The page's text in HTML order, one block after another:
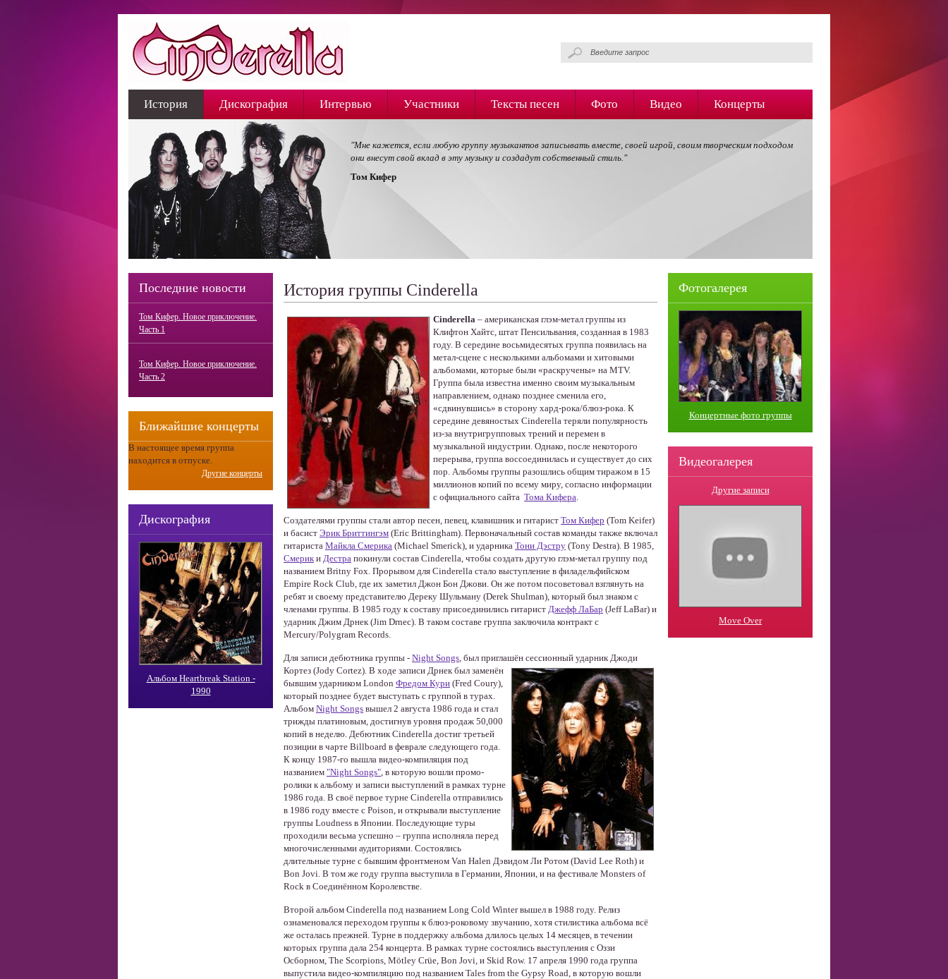
История Дискография Интервью Участники Тексты песен Фото Видео Концерты
"Мне кажется, если любую группу музыкантов записывать вместе, своей игрой, своим творческим подходом
они внесут свой вклад в эту музыку и создадут собственный стиль."
Том Кифер
Последние новости
Том Кифер. Новое приключение.
Часть 1
Том Кифер. Новое приключение.
Часть 2
Ближайшие концерты
В настоящее время группа
находится в отпуске.
Другие концерты
Дискография
Альбом Heartbreak Station -
1990
История группы Cinderella
Cinderella – американская глэм-метал группы из
Клифтон Хайтс, штат Пенсильвания, созданная в 1983
году. В середине восьмидесятых группа появилась на
метал-сцене с несколькими альбомами и хитовыми
альбомами, которые были «раскручены» на MTV.
Группа была известна именно своим музыкальным
направлением, однако позднее сменила его,
«сдвинувшись» в сторону хард-рока/блюз-рока. К
середине девяностых Cinderella теряли популярность
из-за внутригрупповых трений и перемен в
музыкальной индустрии. Однако, после некоторого
перерыва, группа воссоединилась и существует до сих
пор. Альбомы группы разошлись общим тиражом в 15
миллионов копий по всему миру, согласно информации
с официального сайта Тома Кифера.
Создателями группы стали автор песен, певец, клавишник и гитарист Том Кифер (Tom Keifer)
и басист Эрик Бриттингэм (Eric Brittingham). Первоначальный состав команды также включал
гитариста Майкла Смерика (Michael Smerick), и ударника Тони Дэстру (Tony Destra). В 1985,
Смерики Дестра покинули состав Cinderella, чтобы создать другую глэм-метал группу под
названием Britny Fox. Прорывом для Cinderella стало выступление в филадельфийском
Empire Rock Club, где их заметил Джон Бон Джови. Он же потом посоветовал взглянуть на
ребят и своему представителю Дереку Шульману (Derek Shulman), который был знаком с
членами группы. В 1985 году к составу присоединились гитарист Джефф ЛаБар (Jeff LaBar) и
ударник Джим Дрнек (Jim Drnec). В таком составе группа заключила контракт с
Mercury/Polygram Records.
Для записи дебютника группы - Night Songs, был приглашён сессионный ударник Джоди
Кортез (Jody Cortez). В ходе записи Дрнек был заменён
бывшим ударником London Фредом Кури (Fred Coury),
который позднее будет выступать с группой в турах.
Альбом Night Songs вышел 2 августа 1986 года и стал
трижды платиновым, достигнув уровня продаж 50,000
копий в неделю. Дебютник Cinderella достиг третьей
позиции в чарте Billboard в феврале следующего года.
К концу 1987-го вышла видео-компиляция под
названием "Night Songs", в которую вошли промо-
ролики к альбому и записи выступлений в рамках турне
1986 года. В своё первое турне Cinderella отправились
в 1986 году вместе с Poison, и открывали выступление
группы Loudness в Японии. Последующие туры
проходили весьма успешно – группа исполняла перед
многочисленными аудиториями. Состоялись
длительные турне с бывшим фронтменом Van Halen Дэвидом Ли Ротом (David Lee Roth) и
Bon Jovi. В том же году группа выступила в Германии, Японии, и на фестивале Monsters of
Rock в Соединённом Королевстве.
Второй альбом Cinderella под названием Long Cold Winter вышел в 1988 году. Релиз
ознаменовался переходом группы к блюз-роковому звучанию, хотя стилистика альбома всё
же осталась прежней. Турне в поддержку альбома длилось целых 14 месяцев, в течении
которых группа дала 254 концерта. В рамках турне состоялись выступления с Оззи
Осборном, The Scorpions, Mötley Crüe, Bon Jovi, и Skid Row. 17 апреля 1990 года группа
выпустила видео-компиляцию под названием Tales from the Gypsy Road, в которую вошли
Фотогалерея
Концертные фото группы
Видеогалерея
Другие записи
Move Over